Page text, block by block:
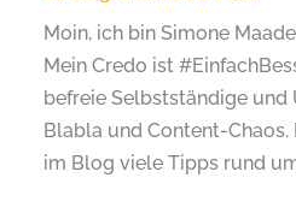
Moin, ich bin Simone
Mein Credo ist
befreie Selbstständige und
Blabla und Content-
im Blog viele Tipps rund